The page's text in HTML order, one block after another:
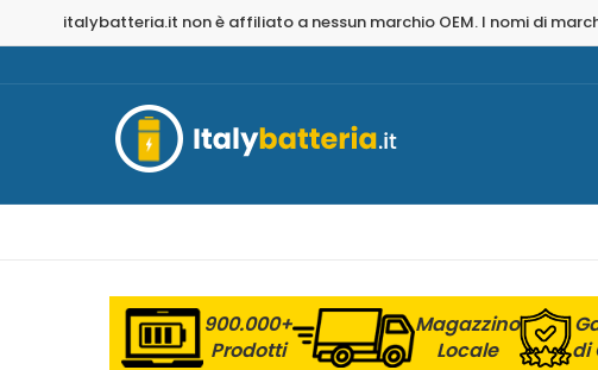
italybatteria.it non è affiliato a nessun marchio OEM. I nomi di
900.000+
Prodotti
Magazzino
Locale
di